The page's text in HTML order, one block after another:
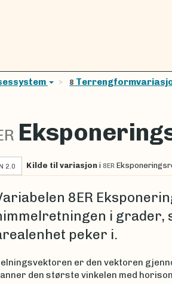
8
2.0 Kilde til variasjon i 8ER
8ER
i grader,
peker i.
er den vektoren
den største vinkelen med